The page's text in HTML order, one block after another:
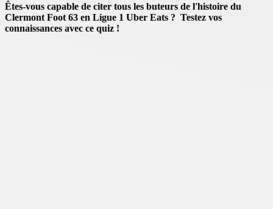
Êtes-vous capable de citer tous les buteurs de l'histoire du
Clermont Foot 63 en Ligue 1 Uber Eats ? Testez vos
connaissances avec ce quiz !